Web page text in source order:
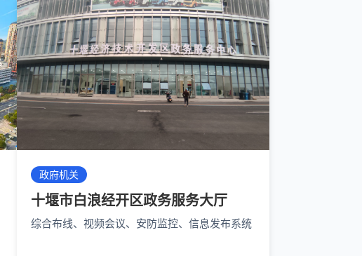
政府机关
十堰市白浪经开区政务服务大厅
综合布线、视频会议、安防监控、信息发布系统